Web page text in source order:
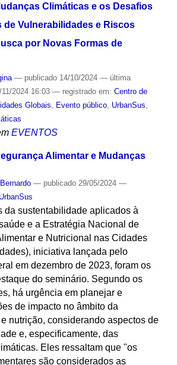
Climáticas e os Desafios
de Vulnerabilidades e Riscos
por Novas Formas de
— publicado14/10/2024 — última
2024 16:03 — registrado em: Centro de
Globais
Evento público, UrbanSus
EVENTOS
Alimentar e Mudanças
— publicado29/05/2024 —
UrbanSus
da sustentabilidade aplicados à
e a Estratégia Nacional de
e Nutricional nas Cidades
iniciativa lançada pelo
em dezembro de 2023, foram os
do seminário. Segundo os
há urgência em planejar e
de impacto no âmbito da
nutrição, considerando aspectos de
e, especificamente, das
Eles ressaltam que "os
são considerados as